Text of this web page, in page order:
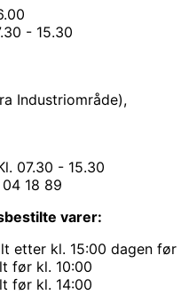
- 15.30
Industriområde),
07.30 - 15.30
18 89
varer:
etter kl. 15:00 dagen før
før kl. 10:00
før kl. 14:00